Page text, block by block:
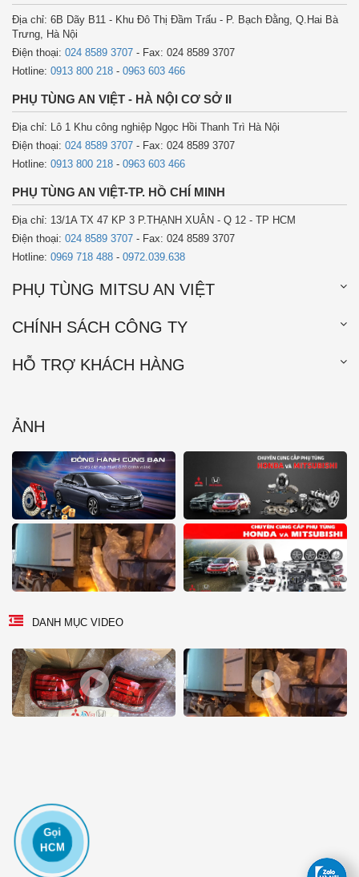
Gọi
HCM
Địa chỉ: 6B Dãy B11 - Khu Đô Thị Đầm Trấu - P. Bạch Đằng, Q.Hai Bà
Trưng, Hà Nội
Điện thoại: 024 8589 3707 - Fax: 024 8589 3707
Hotline: 0913 800 218 - 0963 603 466
PHỤ TÙNG AN VIỆT - HÀ NỘI CƠ SỞ II
Địa chỉ: Lô 1 Khu công nghiệp Ngọc Hồi Thanh Trì Hà Nội
Điện thoại: 024 8589 3707 - Fax: 024 8589 3707
Hotline: 0913 800 218 - 0963 603 466
PHỤ TÙNG AN VIỆT-TP. HỒ CHÍ MINH
Địa chỉ: 13/1A TX 47 KP 3 P.THẠNH XUÂN - Q 12 - TP HCM
Điện thoại: 024 8589 3707 - Fax: 024 8589 3707
Hotline: 0969 718 488 - 0972.039.638
PHỤ TÙNG MITSU AN VIỆT
CHÍNH SÁCH CÔNG TY
HỖ TRỢ KHÁCH HÀNG
ẢNH
DANH MỤC VIDEO